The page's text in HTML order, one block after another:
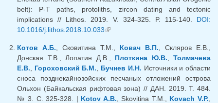
belt): P-T paths, protoliths, zircon dating and tectonic
implications // Lithos. 2019. V. 324-325. P. 115-140. DOI:
10.1016/j.lithos.2018.10.033(внешняя ссылка)
Котов А.Б. , Сковитина Т.М., Ковач В.П. , Скляров Е.В.,
Донская Т.В., Лопатин Д.В., Плоткина Ю.В.
Толмачева
Е.В.
Гороховский Б.М. Бучнев И.Н. Источники и области
сноса позднекайнозойских песчаных отложений острова
Ольхон (Байкальская рифтовая зона) // ДАН. 2019. Т. 484.
№ 3. С. 325-328. | Kotov A.B. , Skovitina T.M., Kovach V.P.